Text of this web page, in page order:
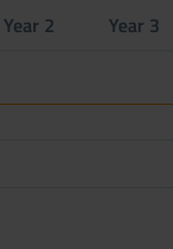
Year 2 Year 3